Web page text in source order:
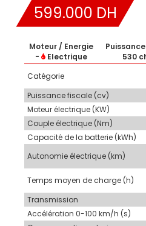
599.000 DH
Moteur / Energie
-
Electrique
530
Catégorie
Puissance fiscale (cv)
Moteur électrique (KW)
Couple électrique (Nm)
Capacité de la batterie (kWh)
Autonomie électrique (km)
Temps moyen de charge (h)
Transmission
Accélération 0-100 km/h (s)